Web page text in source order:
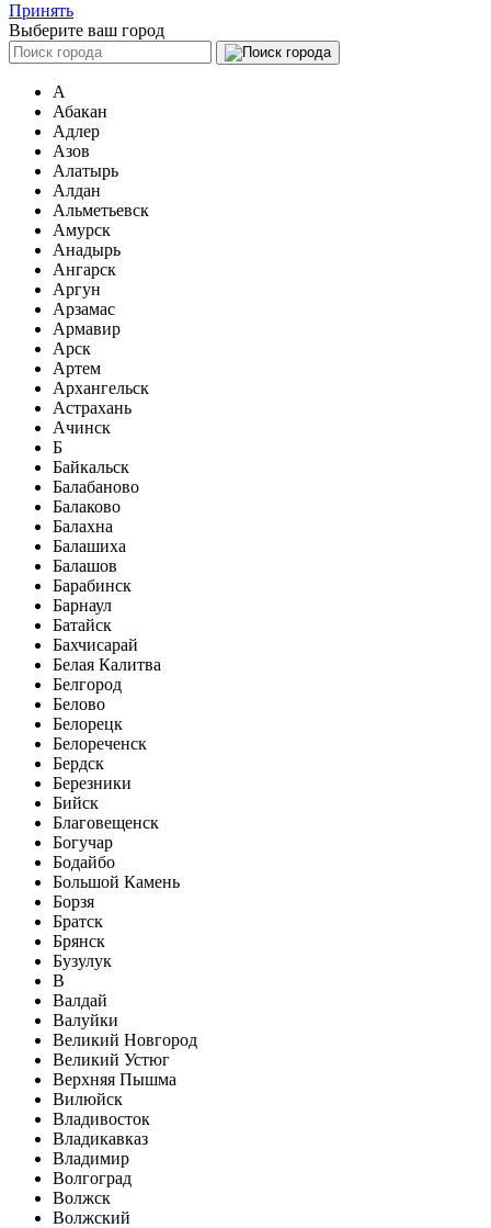
Принять
Выберите ваш город
А
Абакан
Адлер
Азов
Алатырь
Алдан
Альметьевск
Амурск
Анадырь
Ангарск
Аргун
Арзамас
Армавир
Арск
Артем
Архангельск
Астрахань
Ачинск
Б
Байкальск
Балабаново
Балаково
Балахна
Балашиха
Балашов
Барабинск
Барнаул
Батайск
Бахчисарай
Белая Калитва
Белгород
Белово
Белорецк
Белореченск
Бердск
Березники
Бийск
Благовещенск
Богучар
Бодайбо
Большой Камень
Борзя
Братск
Брянск
Бузулук
В
Валдай
Валуйки
Великий Новгород
Великий Устюг
Верхняя Пышма
Вилюйск
Владивосток
Владикавказ
Владимир
Волгоград
Волжск
Волжский